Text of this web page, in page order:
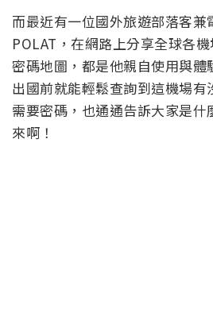
而最近有一位國外旅遊部落客
POLAT，在網路上分享全球各
密碼地圖，都是他親自使用與體
出國前就能輕鬆查詢到這機場
需要密碼，也通通告訴大家是什
來啊！